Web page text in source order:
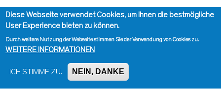
Impressum, Kontakt und Haftungsausschluss
Diese Webseite verwendet Cookies, um Ihnen die bestmögliche
User Experience bieten zu können.
Durch weitere Nutzung der Webseite stimmen Sie der Verwendung von Cookies zu.
WEITERE INFORMATIONEN
ICH STIMME ZU. NEIN, DANKE